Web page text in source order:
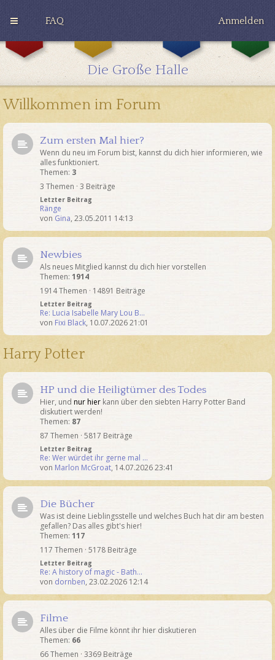
FAQ Anmelden
G
i
H
u
e
u
f
R
n
w
Die Große Halle
Willkommen im Forum
Zum ersten Mal hier?
Wenn du neu im Forum bist, kannst du dich hier informieren, wie
alles funktioniert.
Themen: 3
3 Themen · 3 Beiträge
Letzter Beitrag
Ränge
von Gina, 23.05.2011 14:13
Newbies
Als neues Mitglied kannst du dich hier vorstellen
Themen: 1914
1914 Themen · 14891 Beiträge
Letzter Beitrag
Re: Lucia Isabelle Mary Lou B…
von Fixi Black, 10.07.2026 21:01
Harry Potter
HP und die Heiligtümer des Todes
Hier, und nur hier kann über den siebten Harry Potter Band
diskutiert werden!
Themen: 87
87 Themen · 5817 Beiträge
Letzter Beitrag
Re: Wer würdet ihr gerne mal …
von Marlon McGroat, 14.07.2026 23:41
Die Bücher
Was ist deine Lieblingsstelle und welches Buch hat dir am besten
gefallen? Das alles gibt's hier!
Themen: 117
117 Themen · 5178 Beiträge
Letzter Beitrag
Re: A history of magic - Bath…
von dornben, 23.02.2026 12:14
Filme
Alles über die Filme könnt ihr hier diskutieren
Themen: 66
66 Themen · 3369 Beiträge